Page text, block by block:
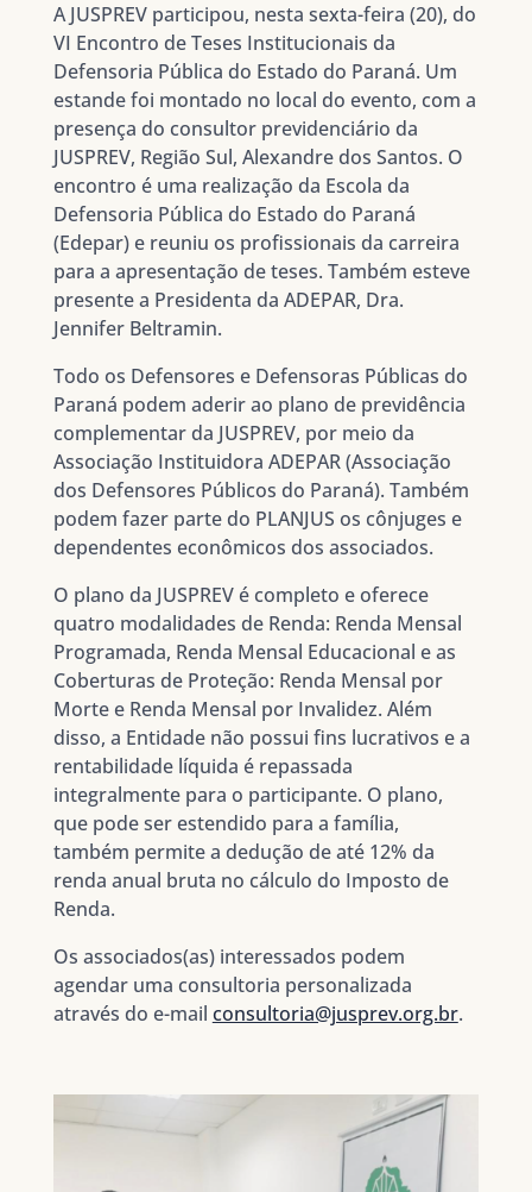
A JUSPREV participou, nesta sexta-feira (20), do
VI Encontro de Teses Institucionais da
Defensoria Pública do Estado do Paraná. Um
estande foi montado no local do evento, com a
presença do consultor previdenciário da
JUSPREV, Região Sul, Alexandre dos Santos. O
encontro é uma realização da Escola da
Defensoria Pública do Estado do Paraná
(Edepar) e reuniu os profissionais da carreira
para a apresentação de teses. Também esteve
presente a Presidenta da ADEPAR, Dra.
Jennifer Beltramin.
Todo os Defensores e Defensoras Públicas do
Paraná podem aderir ao plano de previdência
complementar da JUSPREV, por meio da
Associação Instituidora ADEPAR (Associação
dos Defensores Públicos do Paraná). Também
podem fazer parte do PLANJUS os cônjuges e
dependentes econômicos dos associados.
O plano da JUSPREV é completo e oferece
quatro modalidades de Renda: Renda Mensal
Programada, Renda Mensal Educacional e as
Coberturas de Proteção: Renda Mensal por
Morte e Renda Mensal por Invalidez. Além
disso, a Entidade não possui fins lucrativos e a
rentabilidade líquida é repassada
integralmente para o participante. O plano,
que pode ser estendido para a família,
também permite a dedução de até 12% da
renda anual bruta no cálculo do Imposto de
Renda.
Os associados(as) interessados podem
agendar uma consultoria personalizada
através do e-mail consultoria@jusprev.org.br.